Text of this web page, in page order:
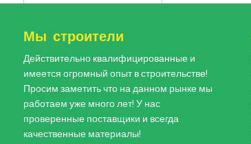
Мы строители
Действительно квалифицированные и
имеется огромный опыт в строительстве!
Просим заметить что на данном рынке мы
работаем уже много лет! У нас
проверенные поставщики и всегда
качественные материалы!